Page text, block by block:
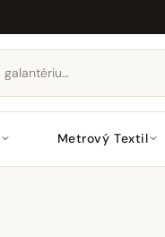
Metrový Textil